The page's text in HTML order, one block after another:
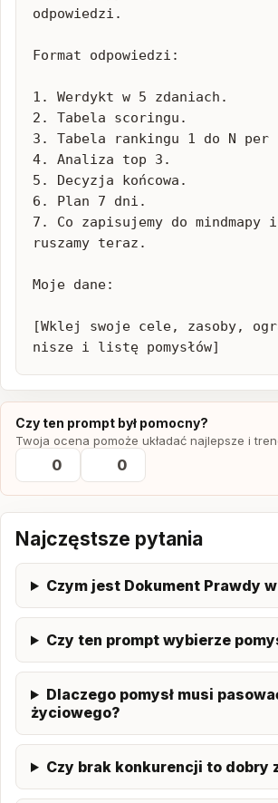
odpowiedzi.
Format odpowiedzi:
1. Werdykt w 5 zdaniach.
2. Tabela scoringu.
3. Tabela rankingu 1 do N per
4. Analiza top 3.
5. Decyzja końcowa.
6. Plan 7 dni.
7. Co zapisujemy do mindmapy
ruszamy teraz.
Moje dane:
[Wklej swoje cele, zasoby,
nisze i listę pomysłów]
Czy ten prompt był pomocny?
Twoja ocena pomoże układać najlepsze i
0 0
Najczęstsze pytania
Czym jest Dokument Prawdy
Czy ten prompt wybierze
Dlaczego pomysł musi
życiowego?
Czy brak konkurencji to dobry